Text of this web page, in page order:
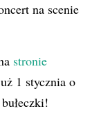
na scenie
stronie
1 stycznia o